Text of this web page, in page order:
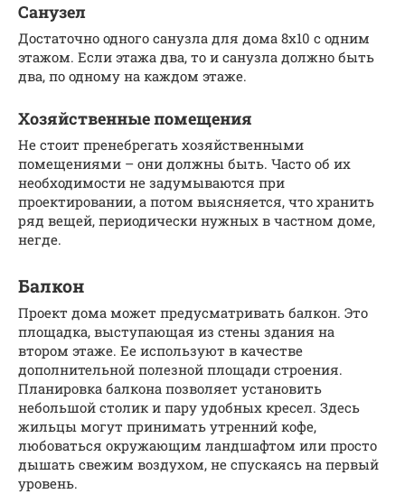
Санузел
Достаточно одного санузла для дома 8х10 с одним
этажом. Если этажа два, то и санузла должно быть
два, по одному на каждом этаже.
Хозяйственные помещения
Не стоит пренебрегать хозяйственными
помещениями – они должны быть. Часто об их
необходимости не задумываются при
проектировании, а потом выясняется, что хранить
ряд вещей, периодически нужных в частном доме,
негде.
Балкон
Проект дома может предусматривать балкон. Это
площадка, выступающая из стены здания на
втором этаже. Ее используют в качестве
дополнительной полезной площади строения.
Планировка балкона позволяет установить
небольшой столик и пару удобных кресел. Здесь
жильцы могут принимать утренний кофе,
любоваться окружающим ландшафтом или просто
дышать свежим воздухом, не спускаясь на первый
уровень.